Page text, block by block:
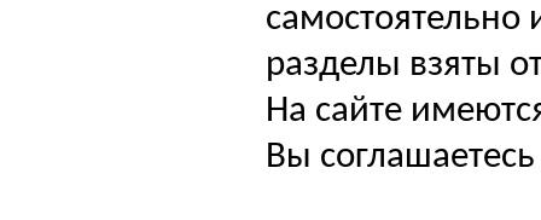
самостоятельно
разделы взяты
На сайте
Вы